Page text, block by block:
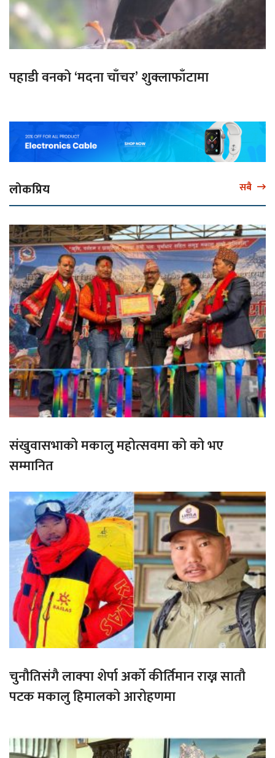
पहाडी वनको ‘मदना चाँचर’ शुक्लाफाँटामा
लोकप्रिय सबै
संखुवासभाको मकालु महोत्सवमा को को भए
सम्मानित
चुनौतिसंगै लाक्पा शेर्पा अर्को कीर्तिमान राख्न सातौ
पटक मकालु हिमालको आरोहणमा